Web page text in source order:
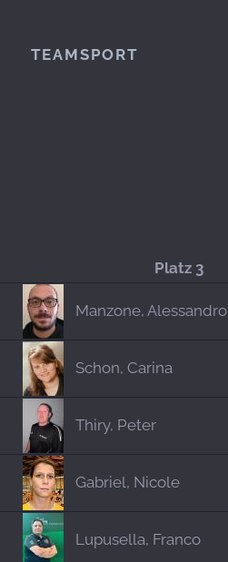
TEAMSPORT
Platz 3
Manzone, Alessandro
Schon, Carina
Thiry, Peter
Gabriel, Nicole
Lupusella, Franco